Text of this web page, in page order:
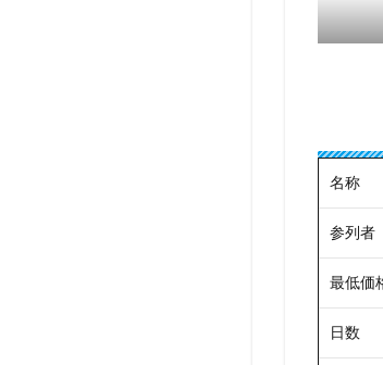
名称
参列者
最低価
日数